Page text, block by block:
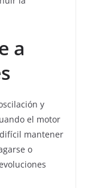
a
y
el motor
mantener
o